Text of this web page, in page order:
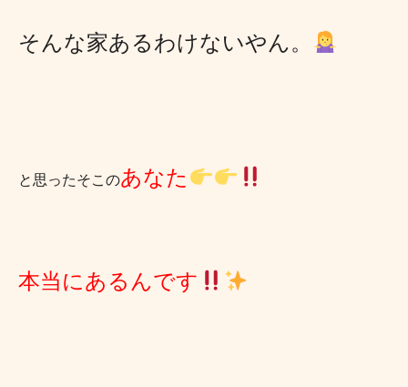
そんな家あるわけないやん。
と思ったそこのあなた
本当にあるんです